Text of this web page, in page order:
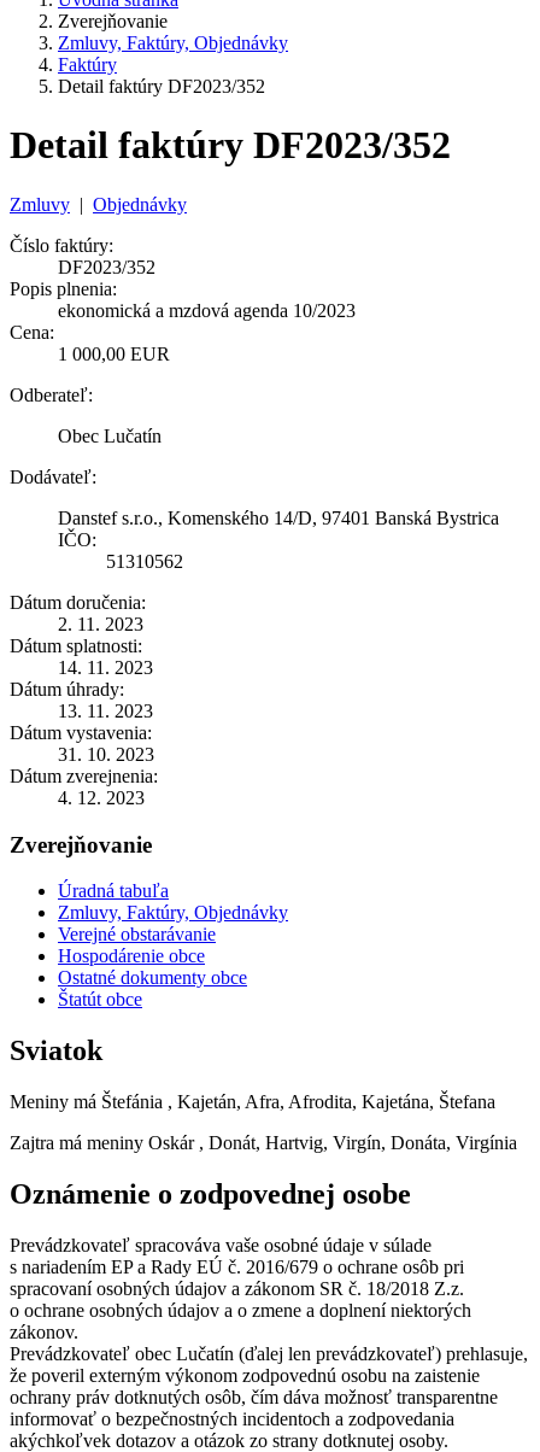
Zverejňovanie
Zmluvy, Faktúry, Objednávky
Faktúry
Detail faktúry DF2023/352
Detail faktúry DF2023/352
Zmluvy | Objednávky
Číslo faktúry:
DF2023/352
Popis plnenia:
ekonomická a mzdová agenda 10/2023
Cena:
1 000,00 EUR
Odberateľ:
Obec Lučatín
Dodávateľ:
Danstef s.r.o., Komenského 14/D, 97401 Banská Bystrica
IČO:
51310562
Dátum doručenia:
2. 11. 2023
Dátum splatnosti:
14. 11. 2023
Dátum úhrady:
13. 11. 2023
Dátum vystavenia:
31. 10. 2023
Dátum zverejnenia:
4. 12. 2023
Zverejňovanie
Úradná tabuľa
Zmluvy, Faktúry, Objednávky
Verejné obstarávanie
Hospodárenie obce
Ostatné dokumenty obce
Štatút obce
Sviatok
Meniny má Štefánia , Kajetán, Afra, Afrodita, Kajetána, Štefana
Zajtra má meniny Oskár , Donát, Hartvig, Virgín, Donáta, Virgínia
Oznámenie o zodpovednej osobe
Prevádzkovateľ spracováva vaše osobné údaje v súlade
s nariadením EP a Rady EÚ č. 2016/679 o ochrane osôb pri
spracovaní osobných údajov a zákonom SR č. 18/2018 Z.z.
o ochrane osobných údajov a o zmene a doplnení niektorých
zákonov.
Prevádzkovateľ obec Lučatín (ďalej len prevádzkovateľ) prehlasuje,
že poveril externým výkonom zodpovednú osobu na zaistenie
ochrany práv dotknutých osôb, čím dáva možnosť transparentne
informovať o bezpečnostných incidentoch a zodpovedania
akýchkoľvek dotazov a otázok zo strany dotknutej osoby.